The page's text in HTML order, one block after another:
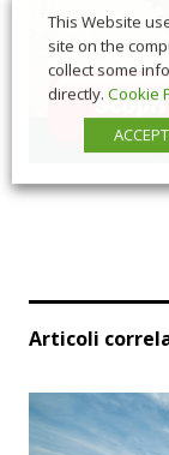
Articoli
This Website
site on the
collect some
directly. Cookie
ACCEPT